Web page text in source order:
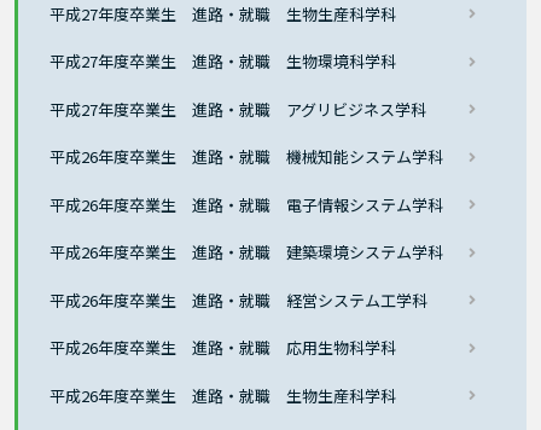
平成27年度卒業生 進路・就職 生物生産科学科
平成27年度卒業生 進路・就職 生物環境科学科
平成27年度卒業生 進路・就職 アグリビジネス学科
平成26年度卒業生 進路・就職 機械知能システム学科
平成26年度卒業生 進路・就職 電子情報システム学科
平成26年度卒業生 進路・就職 建築環境システム学科
平成26年度卒業生 進路・就職 経営システム工学科
平成26年度卒業生 進路・就職 応用生物科学科
平成26年度卒業生 進路・就職 生物生産科学科